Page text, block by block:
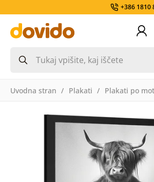
+386 1810
Uvodna stran Plakati Plakati po